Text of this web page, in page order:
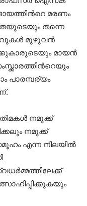
മരണം
തന്നെ
മുഴുവൻ
മായൻ
പാരമ്പര്യം
നമുക്ക്
നമുക്ക്
എന്ന നിലയിൽ